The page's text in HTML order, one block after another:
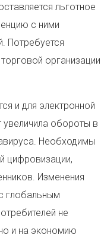
льготное
с ними
Потребуется
организации
и для электронной
увеличила обороты в
Необходимы
цифровизации,
Изменения
глобальным
не
и на экономию